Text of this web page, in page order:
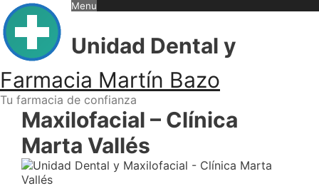
Skip
to
content
Farmacia Martín Bazo
Tu farmacia de confianza
Menu
Unidad Dental y
Maxilofacial – Clínica
Marta Vallés